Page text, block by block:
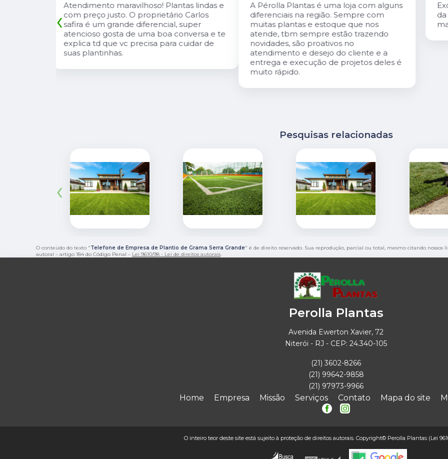
A Pérolla Plantas é uma loja com alguns
diferenciais na região. Sempre com
muitas plantas e estoque que nos
atende, tbm sempre estão trazendo
novidades, são proativos no
atendimento e desejo do cliente e a
muito rápido.
Excelente atendimento. O Carlis,dono
da loja é especialmente gentil. A loja é
maravilhosa!
‹
Pesquisas relacionadas
‹
O conteúdo do texto "Telefone de Empresa de Plantio de Grama Serra Grande" é de direito reservado. Sua reprodução, parcial ou total, mesmo citando
autoral – artigo 184 do Código Penal – Lei 9610/98 - Lei de direitos autorais.
Perolla Plantas
Avenida Ewerton Xavier, 72
Niterói - RJ - CEP: 24.340-105
(21) 3602-8266
(21) 99642-9858
(21) 97973-9966
Home Empresa Missão Serviços Contato Mapa do site
O inteiro teor deste site está sujeito à proteção de direitos autorais. Copyright© Perolla Plantas (Lei